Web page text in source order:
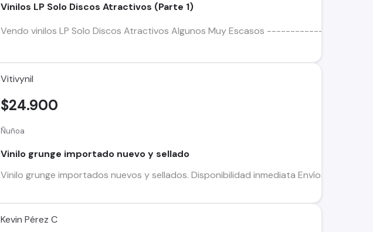
Vinilos LP Solo Discos Atractivos (Parte 1)
Vendo vinilos LP Solo Discos Atractivos Algunos Muy Escasos
Vitivynil
Ñuñoa
Vinilo grunge importado nuevo y sellado
Vinilo grunge importados nuevos y sellados. Disponibilidad inmediata Envíos a todo
$24.900
Kevin Pérez C